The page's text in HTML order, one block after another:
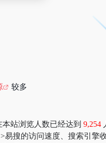
较多
站浏览人数已经达到 9,254
易搜的访问速度、搜索引擎